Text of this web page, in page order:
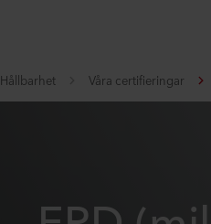
Hållbarhet Våra certifieringar